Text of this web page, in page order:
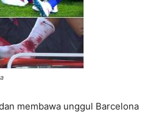
membawa unggul Barcelona